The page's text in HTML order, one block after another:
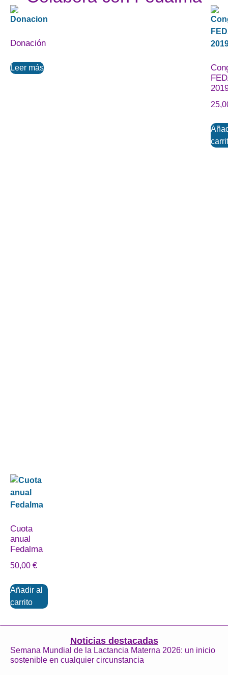
Donación
Leer más
Cuota
anual
Fedalma
50,00 €
Añadir al
carrito
Noticias destacadas
Semana Mundial de la Lactancia Materna 2026: un inicio
sostenible en cualquier circunstancia